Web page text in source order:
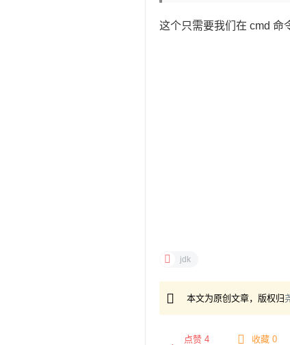
这个只需要我们在 cmd 命
jdk
本文为原创文章，版权归
点赞 4 收藏 0